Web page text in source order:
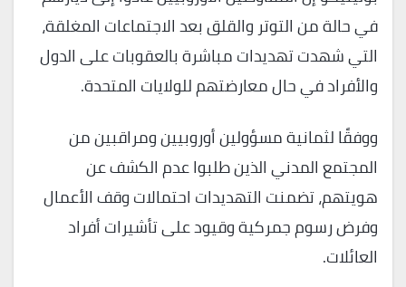
في حالة من التوتر والقلق بعد الاجتماعات المغلقة،
التي شهدت تهديدات مباشرة بالعقوبات على الدول
والأفراد في حال معارضتهم للولايات المتحدة.
ووفقًا لثمانية مسؤولين أوروبيين ومراقبين من
المجتمع المدني الذين طلبوا عدم الكشف عن
هويتهم، تضمنت التهديدات احتمالات وقف الأعمال
وفرض رسوم جمركية وقيود على تأشيرات أفراد
العائلات.